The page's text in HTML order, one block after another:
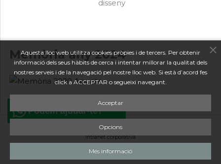
Memòria any 2024
Avís Legal i Política de Privacitat
Intranet corporativa
Podem ajudar-te?
Aquesta lloc web utilitza cookies pròpies i de tercers. Per obtenir
informació dels seus hàbits de cerca i intentar millorar la qualitat dels
nostres serveis i de la navegació pel nostre lloc web. Si està d’acord fes
click a ACCEPTAR o segueixi navegant.
Acceptar
Opcions
Més informació